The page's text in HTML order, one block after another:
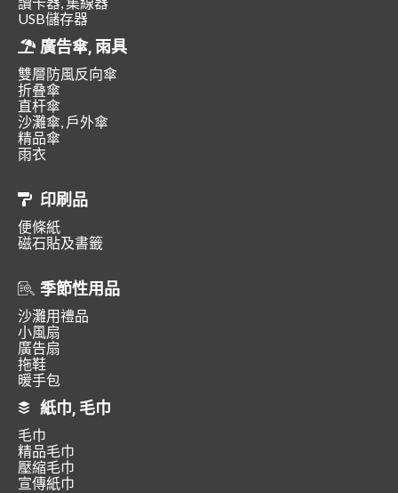
USB儲存器
廣告傘, 雨具
雙層防風反向傘
折叠傘
直杆傘
沙灘傘, 戶外傘
精品傘
雨衣
印刷品
便條紙
磁石貼及書籤
季節性用品
沙灘用禮品
小風扇
廣告扇
拖鞋
暖手包
紙巾, 毛巾
毛巾
精品毛巾
壓縮毛巾
宣傳紙巾